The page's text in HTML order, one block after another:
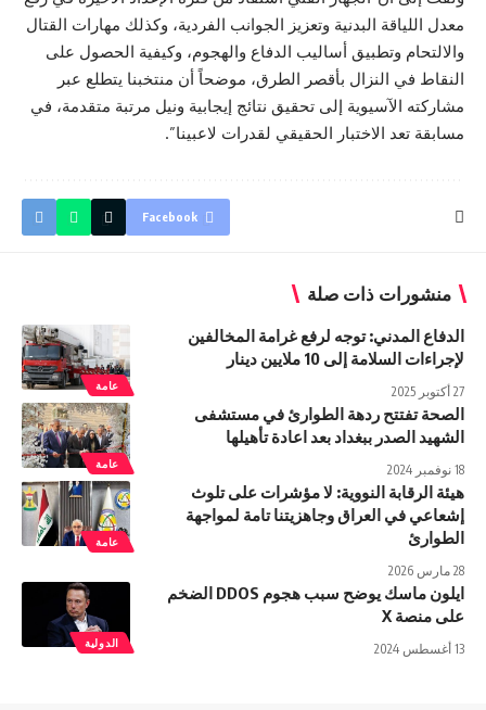
معدل اللياقة البدنية وتعزيز الجوانب الفردية، وكذلك مهارات القتال
والالتحام وتطبيق أساليب الدفاع والهجوم، وكيفية الحصول على
النقاط في النزال بأقصر الطرق، موضحاً أن منتخبنا يتطلع عبر
مشاركته الآسيوية إلى تحقيق نتائج إيجابية ونيل مرتبة متقدمة، في
مسابقة تعد الاختبار الحقيقي لقدرات لاعبينا”.
Facebook
منشورات ذات صلة
عامة
الدفاع المدني: توجه لرفع غرامة المخالفين
لإجراءات السلامة إلى 10 ملايين دينار
27 أكتوبر 2025
عامة
الصحة تفتتح ردهة الطوارئ في مستشفى
الشهيد الصدر ببغداد بعد اعادة تأهيلها
18 نوفمبر 2024
عامة
هيئة الرقابة النووية: لا مؤشرات على تلوث
إشعاعي في العراق وجاهزيتنا تامة لمواجهة
الطوارئ
28 مارس 2026
الدولية
ایلون ماسك يوضح سبب هجوم DDOS الضخم
على منصة X
13 أغسطس 2024